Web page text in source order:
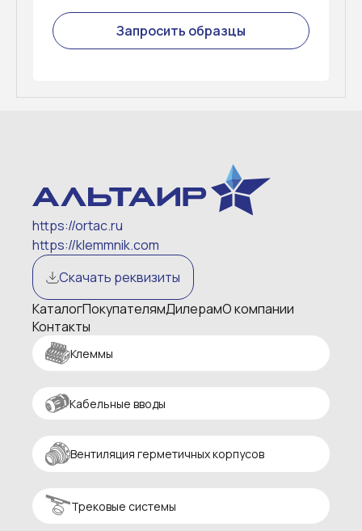
Запросить образцы
https://ortac.ru
https://klemmnik.com
Скачать реквизиты
КаталогПокупателямДилерамО компании
Контакты
Клеммы
Кабельные вводы
Вентиляция герметичных корпусов
Трековые системы